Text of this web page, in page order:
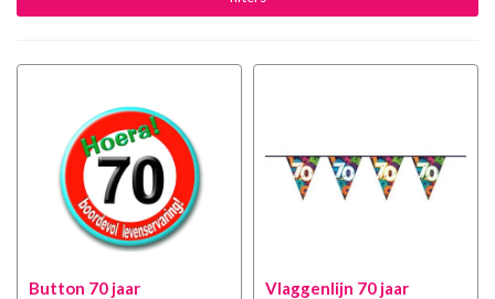
Button 70 jaar
Vlaggenlijn 70 jaar